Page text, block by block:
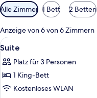
Verfügbare
Filter
für
Zimmer
Alle Zimmer 1 Bett 2 Betten
Anzeige von 6 von 6 Zimmern
Alle
Fotos
für
Suite
anzeigen
2
Suite
Platz für 3 Personen
1 King-Bett
Kostenloses WLAN